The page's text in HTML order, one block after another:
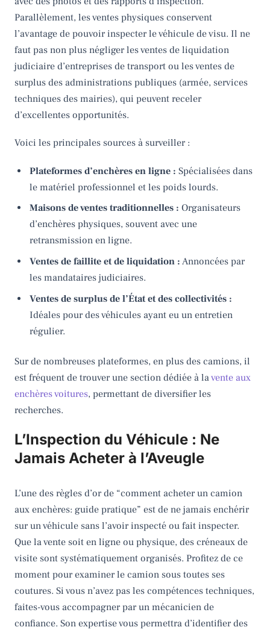
Parallèlement, les ventes physiques conservent
l’avantage de pouvoir inspecter le véhicule de visu. Il ne
faut pas non plus négliger les ventes de liquidation
judiciaire d’entreprises de transport ou les ventes de
surplus des administrations publiques (armée, services
techniques des mairies), qui peuvent receler
d’excellentes opportunités.
Voici les principales sources à surveiller :
Plateformes d’enchères en ligne : Spécialisées dans
le matériel professionnel et les poids lourds.
Maisons de ventes traditionnelles : Organisateurs
d’enchères physiques, souvent avec une
retransmission en ligne.
Ventes de faillite et de liquidation : Annoncées par
les mandataires judiciaires.
Ventes de surplus de l’État et des collectivités :
Idéales pour des véhicules ayant eu un entretien
régulier.
Sur de nombreuses plateformes, en plus des camions, il
est fréquent de trouver une section dédiée à lavente aux
enchères voitures, permettant de diversifier les
recherches.
L’Inspection du Véhicule : Ne
Jamais Acheter à l’Aveugle
L’une des règles d’or de “comment acheter un camion
aux enchères: guide pratique” est de ne jamais enchérir
sur un véhicule sans l’avoir inspecté ou fait inspecter.
Que la vente soit en ligne ou physique, des créneaux de
visite sont systématiquement organisés. Profitez de ce
moment pour examiner le camion sous toutes ses
coutures. Si vous n’avez pas les compétences techniques,
faites-vous accompagner par un mécanicien de
confiance. Son expertise vous permettra d’identifier des